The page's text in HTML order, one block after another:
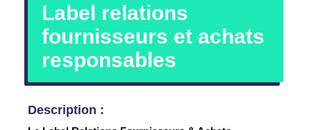
Label relations
fournisseurs et achats
responsables
Description :